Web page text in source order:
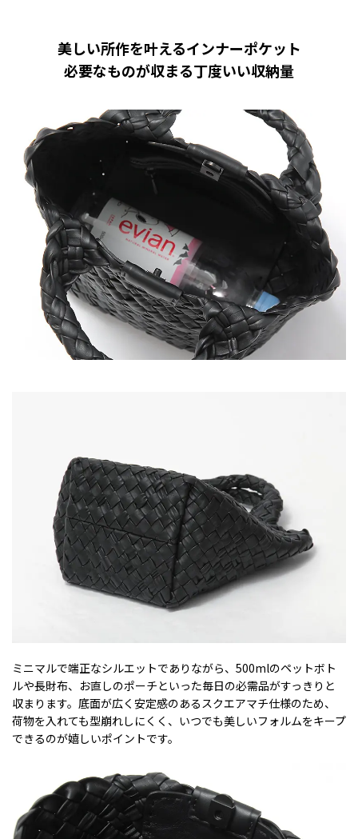
美しい所作を叶えるインナーポケット
必要なものが収まる丁度いい収納量
ミニマルで端正なシルエットでありながら、500mlのペットボト
ルや長財布、お直しのポーチといった毎日の必需品がすっきりと
収まります。底面が広く安定感のあるスクエアマチ仕様のため、
荷物を入れても型崩れしにくく、いつでも美しいフォルムをキープ
できるのが嬉しいポイントです。